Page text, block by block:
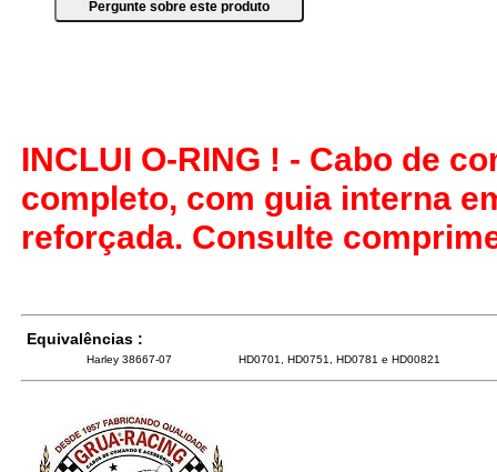
INCLUI O-RING ! - Cabo de
completo, com guia interna
reforçada. Consulte
Equivalências :
Harley 38667-07 HD0701, HD0751, HD0781 e HD00821